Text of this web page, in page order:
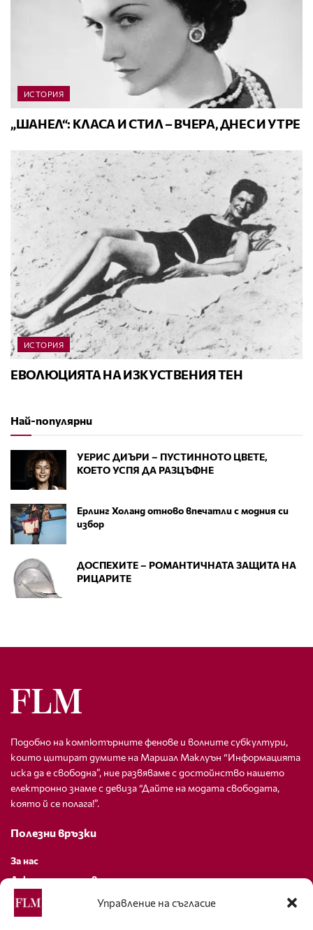
Управление на съгласие
ИСТОРИЯ
„ШАНЕЛ“: КЛАСА И СТИЛ – ВЧЕРА, ДНЕС И УТРЕ
ИСТОРИЯ
ЕВОЛЮЦИЯТА НА ИЗКУСТВЕНИЯ ТЕН
Най-популярни
УЕРИС ДИЪРИ – ПУСТИННОТО ЦВЕТЕ,
КОЕТО УСПЯ ДА РАЗЦЪФНЕ
Ерлинг Холанд отново впечатли с модния си
избор
ДОСПЕХИТЕ – РОМАНТИЧНАТА ЗАЩИТА НА
РИЦАРИТЕ
Подобно на компютърните фенове и волните субкултури,
които цитират думите на Маршал Маклуън “Информацията
иска да е свободна”, ние развяваме с достойнство нашето
електронно знаме с девиза “Дайте на модата свободата,
която й се полага!”.
Полезни връзки
За нас
Декларация за поверителност
Политика за бисквитки